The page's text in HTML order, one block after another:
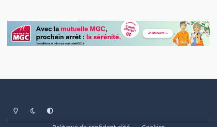
Light ModeDark ModeSystem Preference